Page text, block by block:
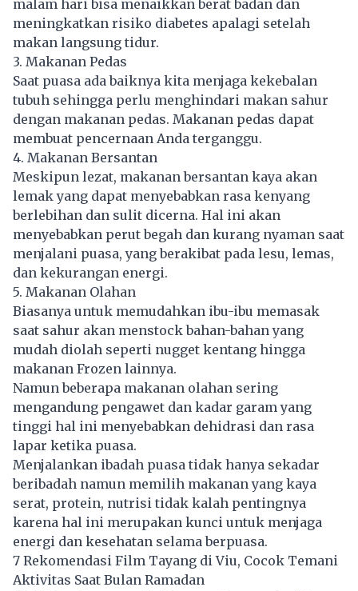
malam hari bisa menaikkan berat badan dan
meningkatkan risiko diabetes apalagi setelah
makan langsung tidur.
3. Makanan Pedas
Saat puasa ada baiknya kita menjaga kekebalan
tubuh sehingga perlu menghindari makan sahur
dengan makanan pedas. Makanan pedas dapat
membuat pencernaan Anda terganggu.
4. Makanan Bersantan
Meskipun lezat, makanan bersantan kaya akan
lemak yang dapat menyebabkan rasa kenyang
berlebihan dan sulit dicerna. Hal ini akan
menyebabkan perut begah dan kurang nyaman saat
menjalani puasa, yang berakibat pada lesu, lemas,
dan kekurangan energi.
5. Makanan Olahan
Biasanya untuk memudahkan ibu-ibu memasak
saat sahur akan menstock bahan-bahan yang
mudah diolah seperti nugget kentang hingga
makanan Frozen lainnya.
Namun beberapa makanan olahan sering
mengandung pengawet dan kadar garam yang
tinggi hal ini menyebabkan dehidrasi dan rasa
lapar ketika puasa.
Menjalankan ibadah puasa tidak hanya sekadar
beribadah namun memilih makanan yang kaya
serat, protein, nutrisi tidak kalah pentingnya
karena hal ini merupakan kunci untuk menjaga
energi dan kesehatan selama berpuasa.
7 Rekomendasi Film Tayang di Viu, Cocok Temani
Aktivitas Saat Bulan Ramadan